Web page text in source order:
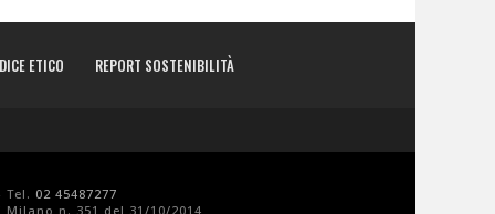
ETICO REPORT SOSTENIBILITÀ
Tel. 02 45487277
Milano n. 351 del 31/10/2014